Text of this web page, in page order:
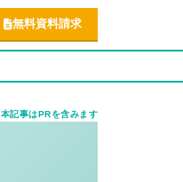
無料資料請求
本記事はPRを含みます